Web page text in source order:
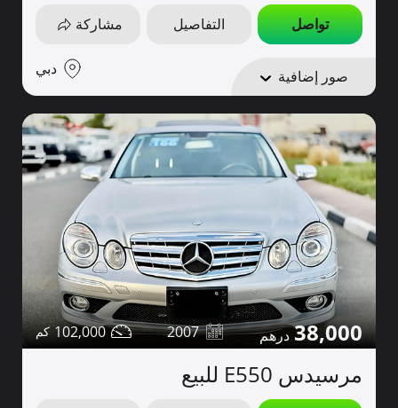
تواصل التفاصيل مشاركة
صور إضافية دبي
38,000
2007
102,000
مرسيدس E550 للبيع